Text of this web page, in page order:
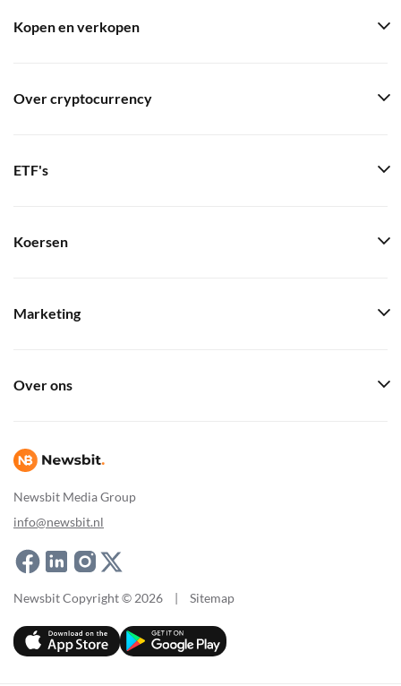
Newsbit Media Group
info@newsbit.nl
Kopen en verkopen
Over cryptocurrency
ETF's
Koersen
Marketing
Over ons
Newsbit Copyright © 2026 | Sitemap